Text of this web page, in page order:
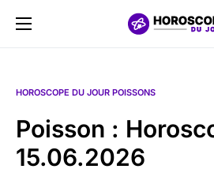
HOROSCOPE DU JOUR POISSONS
Poisson :
15.06.2026